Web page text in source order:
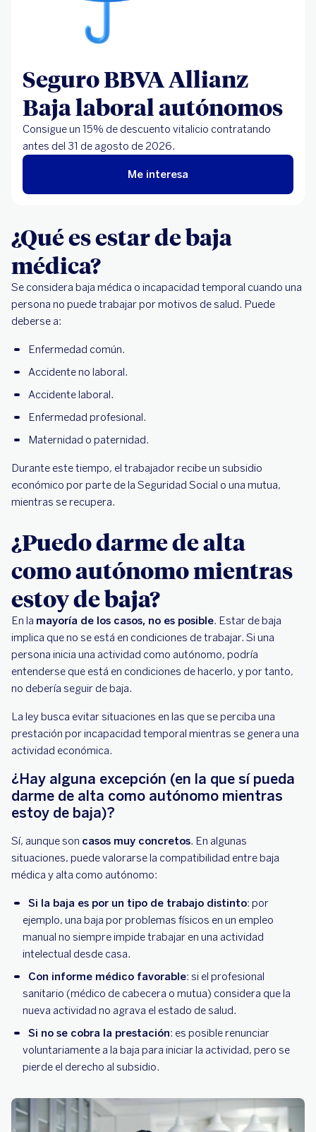
Seguro BBVA Allianz
Baja laboral autónomos
Consigue un 15% de descuento vitalicio contratando
antes del 31 de agosto de 2026.
Me interesa
¿Qué es estar de baja
médica?
Se considera baja médica o incapacidad temporal cuando una
persona no puede trabajar por motivos de salud. Puede
deberse a:
Enfermedad común.
Accidente no laboral.
Accidente laboral.
Enfermedad profesional.
Maternidad o paternidad.
Durante este tiempo, el trabajador recibe un subsidio
económico por parte de la Seguridad Social o una mutua,
mientras se recupera.
¿Puedo darme de alta
como autónomo mientras
estoy de baja?
En la mayoría de los casos, no es posible. Estar de baja
implica que no se está en condiciones de trabajar. Si una
persona inicia una actividad como autónomo, podría
entenderse que está en condiciones de hacerlo, y por tanto,
no debería seguir de baja.
La ley busca evitar situaciones en las que se perciba una
prestación por incapacidad temporal mientras se genera una
actividad económica.
¿Hay alguna excepción (en la que sí pueda
darme de alta como autónomo mientras
estoy de baja)?
Sí, aunque son casos muy concretos. En algunas
situaciones, puede valorarse la compatibilidad entre baja
médica y alta como autónomo:
Si la baja es por un tipo de trabajo distinto: por
ejemplo, una baja por problemas físicos en un empleo
manual no siempre impide trabajar en una actividad
intelectual desde casa.
Con informe médico favorable: si el profesional
sanitario (médico de cabecera o mutua) considera que la
nueva actividad no agrava el estado de salud.
Si no se cobra la prestación: es posible renunciar
voluntariamente a la baja para iniciar la actividad, pero se
pierde el derecho al subsidio.